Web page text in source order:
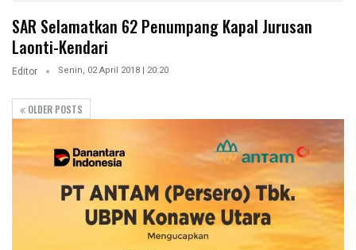
SAR Selamatkan 62 Penumpang Kapal Jurusan
Laonti-Kendari
Editor Senin, 02 April 2018 | 20:20
OLDER POSTS